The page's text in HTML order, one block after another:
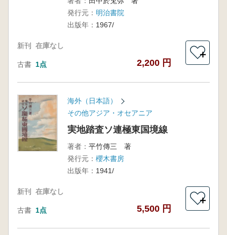
発行元： 明治書院
出版年： 1967/
新刊 在庫なし
古書 1点 2,200 円
＋
海外（日本語）
その他アジア・オセアニア
実地踏査ソ連極東国境線
著者： 平竹傳三 著
発行元： 櫻木書房
出版年： 1941/
新刊 在庫なし
古書 1点 5,500 円
＋